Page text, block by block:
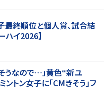
終順位と個人賞、試合結
ハイ2026】
うなので…」黄色“新ユ
トン女子に「CMきそう」フ